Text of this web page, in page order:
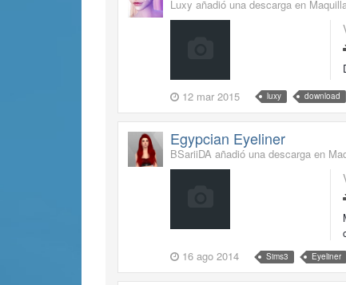
Luxy añadió una descarga en
12 mar 2015
luxy download
Egypcian Eyeliner
BSariiDA añadió una descarga en
16 ago 2014
Sims3 Eyeliner